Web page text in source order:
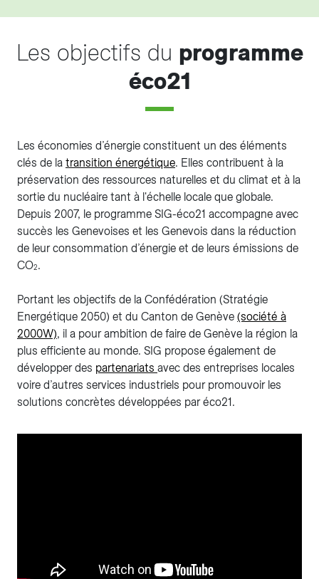
Les objectifs du programme
éco21
Les économies d’énergie constituent un des éléments
clés de la transition énergétique. Elles contribuent à la
préservation des ressources naturelles et du climat et à la
sortie du nucléaire tant à l'échelle locale que globale.
Depuis 2007, le programme SIG-éco21 accompagne avec
succès les Genevoises et les Genevois dans la réduction
de leur consommation d’énergie et de leurs émissions de
CO2.
Portant les objectifs de la Confédération (Stratégie
Energétique 2050) et du Canton de Genève (société à
2000W), il a pour ambition de faire de Genève la région la
plus efficiente au monde. SIG propose également de
développer des partenariats avec des entreprises locales
voire d’autres services industriels pour promouvoir les
solutions concrètes développées par éco21.